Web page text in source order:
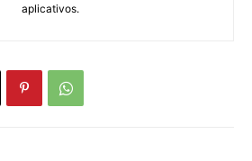
aplicativos.